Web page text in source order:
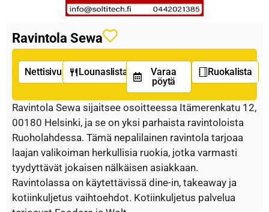
Ravintola Sewa
Nettisivu Lounaslista
Varaa
pöytä
Ruokalista
Ravintola Sewa sijaitsee osoitteessa Itämerenkatu 12,
00180 Helsinki, ja se on yksi parhaista ravintoloista
Ruoholahdessa. Tämä nepalilainen ravintola tarjoaa
laajan valikoiman herkullisia ruokia, jotka varmasti
tyydyttävät jokaisen nälkäisen asiakkaan.
Ravintolassa on käytettävissä dine-in, takeaway ja
kotiinkuljetus vaihtoehdot. Kotiinkuljetus palvelua